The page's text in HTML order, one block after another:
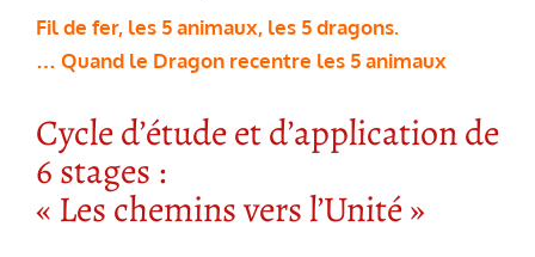
Fil de fer, les 5 animaux, les 5 dragons.
… Quand le Dragon recentre les 5 animaux
Cycle d’étude et d’application de
6 stages :
« Les chemins vers l’Unité »